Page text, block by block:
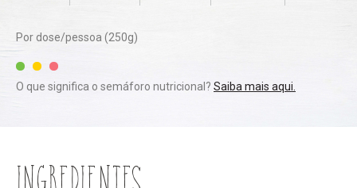
Por dose/pessoa (250g)
O que significa o semáforo nutricional? Saiba mais aqui.